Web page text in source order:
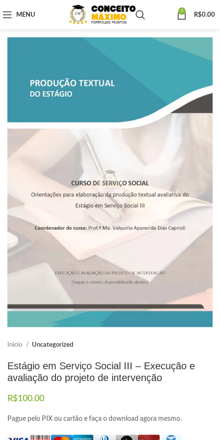
MENU
0
R$0.00
Início Uncategorized
Estágio em Serviço Social III – Execução e
avaliação do projeto de intervenção
R$100.00
Pague pelo PIX ou cartão e faça o download agora mesmo.
Elaboramos os portfólios
Envio imediato